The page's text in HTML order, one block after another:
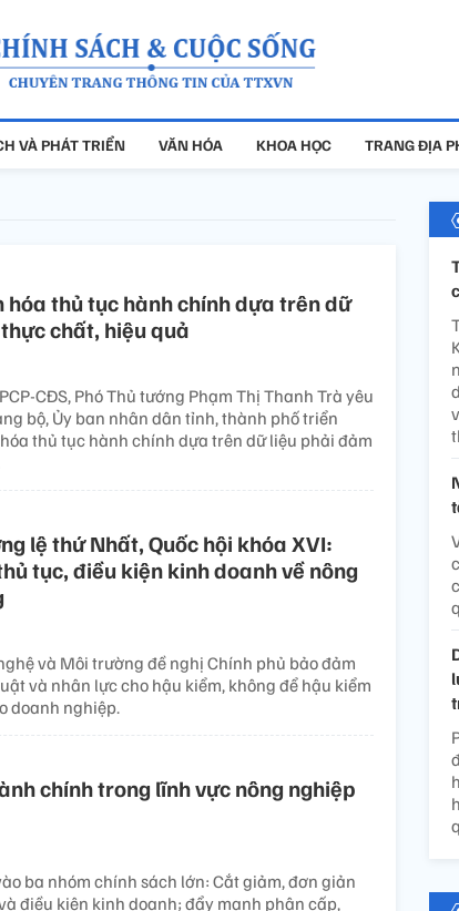
VÀ PHÁT TRIỂN VĂN HÓA KHOA HỌC TRANG ĐỊA
hóa thủ tục hành chính dựa trên dữ
chất, hiệu quả
CĐS, Phó Thủ tướng Phạm Thị Thanh Trà yêu
bộ, Ủy ban nhân dân tỉnh, thành phố triển
thủ tục hành chính dựa trên dữ liệu phải đảm
lệ thứ Nhất, Quốc hội khóa XVI:
tục, điều kiện kinh doanh về nông
và Môi trường đề nghị Chính phủ bảo đảm
và nhân lực cho hậu kiểm, không để hậu kiểm
doanh nghiệp.
chính trong lĩnh vực nông nghiệp
ba nhóm chính sách lớn: Cắt giảm, đơn giản
điều kiện kinh doanh; đẩy mạnh phân cấp,